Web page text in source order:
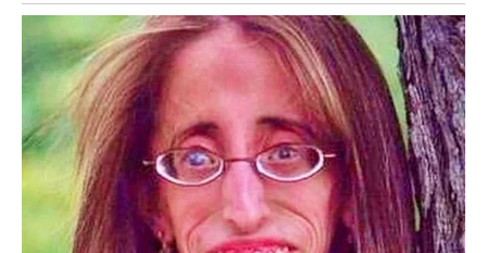
može doći velika sreća.
Počinjete vjerovati sebi više nego
ikada prije
Najveća promjena koja vam dolazi nije samo u novcu ili
ljubavi, već i u vama samima. Tokom narednog perioda
počećete mnogo više vjerovati sebi i svojim